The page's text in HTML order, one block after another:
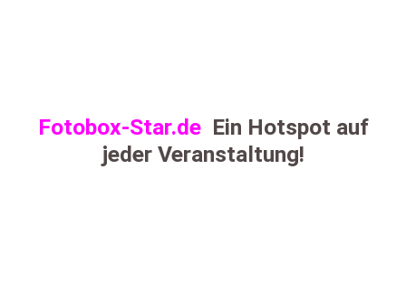
Fotobox-Star.de Ein Hotspot auf
jeder Veranstaltung!